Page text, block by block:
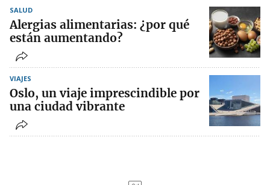
SALUD
Alergias alimentarias: ¿por qué
están aumentando?
VIAJES
Oslo, un viaje imprescindible por
una ciudad vibrante